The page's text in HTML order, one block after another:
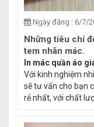
Ngày đăng : 6/7/
Những tiêu chí
tem nhãn mác.
In mác quần áo
Với kinh nghiệm
sẽ tư vấn cho bạn
rẻ nhất, với chất